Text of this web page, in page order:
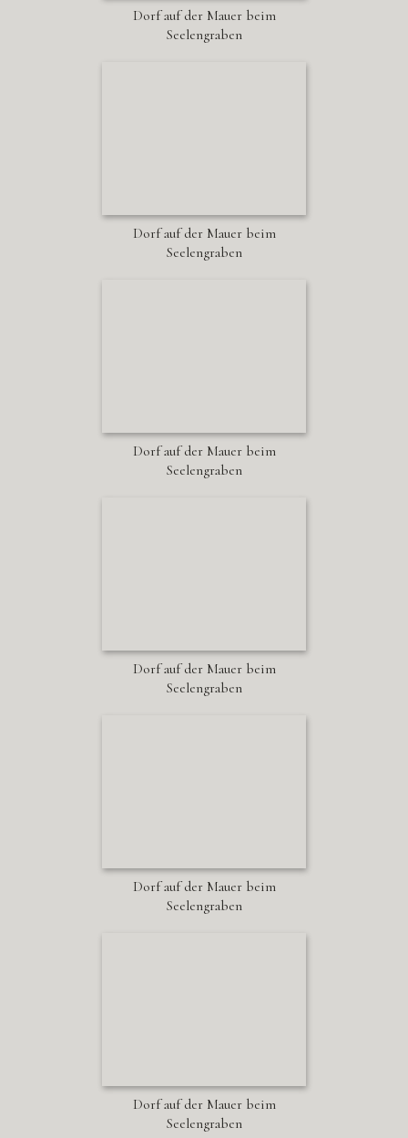
Dorf auf der Mauer beim
Seelengraben
Dorf auf der Mauer beim
Seelengraben
Dorf auf der Mauer beim
Seelengraben
Dorf auf der Mauer beim
Seelengraben
Dorf auf der Mauer beim
Seelengraben
Dorf auf der Mauer beim
Seelengraben